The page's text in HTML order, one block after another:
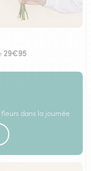
29€95
dans la journée